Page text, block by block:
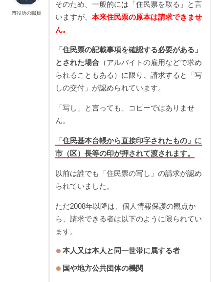
市役所の職員
そのため、一般的には「住民票を取る」と言
いますが、 本来住民票の原本は請求できませ
ん。
「住民票の記載事項を確認する必要がある」
とされた場合（アルバイトの雇用などで求め
られることもある）に限り、請求すると「写
しの交付」が認められています。
「写し」と言っても、コピーではありませ
ん。
「住民基本台帳から直接印字されたもの」に
市（区）長等の印が押されて渡されます。
以前は誰でも「住民票の写し」の請求が認め
られていました。
ただ2008年以降は、個人情報保護の観点か
ら、請求できる者は以下のように限られてい
ます。
本人又は本人と同一世帯に属する者
国や地方公共団体の機関